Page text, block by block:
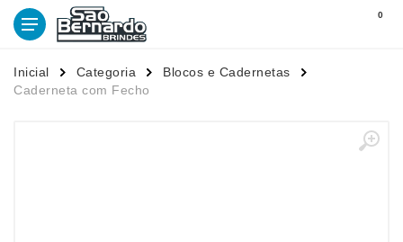
0
Inicial Categoria
Blocos e Cadernetas
Caderneta com Fecho